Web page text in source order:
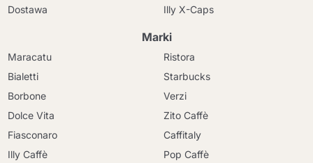
Dostawa
Illy X-Caps
Marki
Maracatu
Bialetti
Borbone
Dolce Vita
Fiasconaro
Illy Caffè
Ristora
Starbucks
Verzi
Zito Caffè
Caffitaly
Pop Caffè